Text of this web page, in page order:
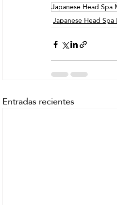
Japanese Head Spa
Japanese Head Spa
Entradas recientes